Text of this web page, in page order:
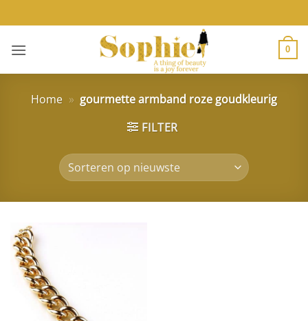
naar
inhoud
0
Home » gourmette armband roze goudkleurig
FILTER